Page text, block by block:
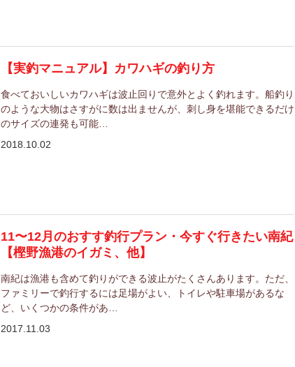
【実釣マニュアル】カワハギの釣り方
食べておいしいカワハギは波止回りで意外とよく釣れます。船釣り
のような大物はさすがに数は出ませんが、刺し身を堪能できるだけ
のサイズの連発も可能…
2018.10.02
11〜12月のおすす釣行プラン・今すぐ行きたい南紀
【樫野漁港のイガミ、他】
南紀は漁港も含めて釣りができる波止がたくさんあります。ただ、
ファミリーで釣行するには足場がよい、トイレや駐車場があるな
ど、いくつかの条件があ…
2017.11.03